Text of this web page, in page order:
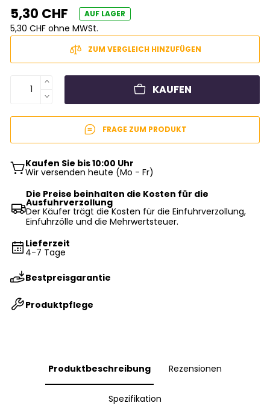
5,30 CHF AUF LAGER
5,30 CHF ohne MWSt.
ZUM VERGLEICH HINZUFÜGEN
KAUFEN
FRAGE ZUM PRODUKT
Kaufen Sie bis 10:00 Uhr
Wir versenden heute (Mo - Fr)
Die Preise beinhalten die Kosten für die
Ausfuhrverzollung
Der Käufer trägt die Kosten für die Einfuhrverzollung,
Einfuhrzölle und die Mehrwertsteuer.
Lieferzeit
4-7 Tage
Bestpreisgarantie
Produktpflege
Produktbeschreibung Rezensionen
Spezifikation